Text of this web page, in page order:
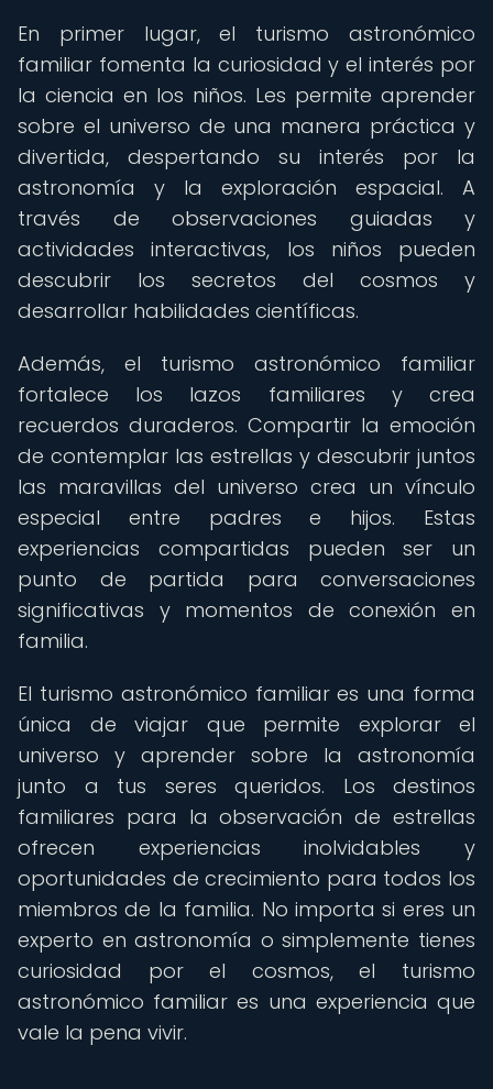
En primer lugar, el turismo astronómico
familiar fomenta la curiosidad y el interés por
la ciencia en los niños. Les permite aprender
sobre el universo de una manera práctica y
divertida, despertando su interés por la
astronomía y la exploración espacial. A
través de observaciones guiadas y
actividades interactivas, los niños pueden
descubrir los secretos del cosmos y
desarrollar habilidades científicas.
Además, el turismo astronómico familiar
fortalece los lazos familiares y crea
recuerdos duraderos. Compartir la emoción
de contemplar las estrellas y descubrir juntos
las maravillas del universo crea un vínculo
especial entre padres e hijos. Estas
experiencias compartidas pueden ser un
punto de partida para conversaciones
significativas y momentos de conexión en
familia.
El turismo astronómico familiar es una forma
única de viajar que permite explorar el
universo y aprender sobre la astronomía
junto a tus seres queridos. Los destinos
familiares para la observación de estrellas
ofrecen experiencias inolvidables y
oportunidades de crecimiento para todos los
miembros de la familia. No importa si eres un
experto en astronomía o simplemente tienes
curiosidad por el cosmos, el turismo
astronómico familiar es una experiencia que
vale la pena vivir.